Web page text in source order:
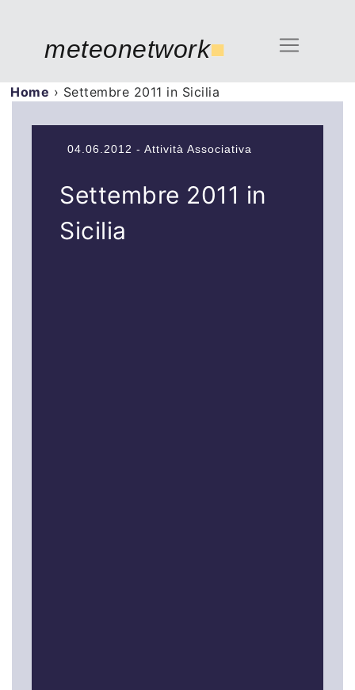
meteonetwork■
Home › Settembre 2011 in Sicilia
04.06.2012 - Attività Associativa
Settembre 2011 in
Sicilia